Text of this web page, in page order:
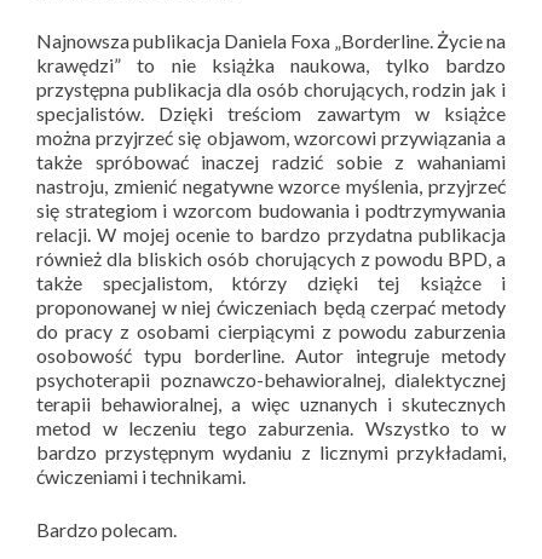
Najnowsza publikacja Daniela Foxa „Borderline. Życie na
krawędzi” to nie książka naukowa, tylko bardzo
przystępna publikacja dla osób chorujących, rodzin jak i
specjalistów. Dzięki treściom zawartym w książce
można przyjrzeć się objawom, wzorcowi przywiązania a
także spróbować inaczej radzić sobie z wahaniami
nastroju, zmienić negatywne wzorce myślenia, przyjrzeć
się strategiom i wzorcom budowania i podtrzymywania
relacji. W mojej ocenie to bardzo przydatna publikacja
również dla bliskich osób chorujących z powodu BPD, a
także specjalistom, którzy dzięki tej książce i
proponowanej w niej ćwiczeniach będą czerpać metody
do pracy z osobami cierpiącymi z powodu zaburzenia
osobowość typu borderline. Autor integruje metody
psychoterapii poznawczo-behawioralnej, dialektycznej
terapii behawioralnej, a więc uznanych i skutecznych
metod w leczeniu tego zaburzenia. Wszystko to w
bardzo przystępnym wydaniu z licznymi przykładami,
ćwiczeniami i technikami.
Bardzo polecam.